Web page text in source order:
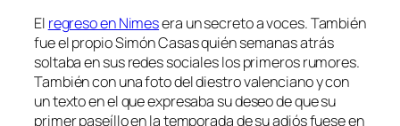
El regreso en Nimesera un secreto a voces. También
fue el propio Simón Casas quién semanas atrás
soltaba en sus redes sociales los primeros rumores.
También con una foto del diestro valenciano y con
un texto en el que expresaba su deseo de que su
primer paseíllo en la temporada de su adiós fuese en